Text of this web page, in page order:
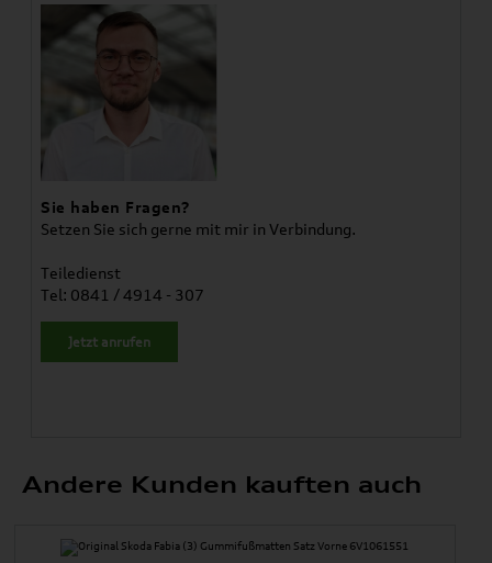
Sie haben Fragen?
Setzen Sie sich gerne mit mir in Verbindung.
Teiledienst
Tel: 0841 / 4914 - 307
Jetzt anrufen
Andere Kunden kauften auch